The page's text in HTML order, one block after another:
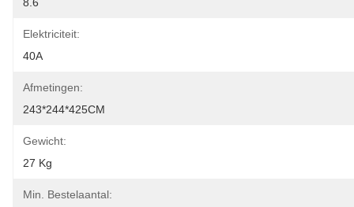
Elektriciteit:
40A
Afmetingen:
243*244*425CM
Gewicht:
27 Kg
Min. Bestelaantal: